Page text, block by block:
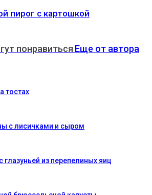
пирог с картошкой
понравиться Еще от автора
тостах
с лисичками и сыром
из перепелиных яиц